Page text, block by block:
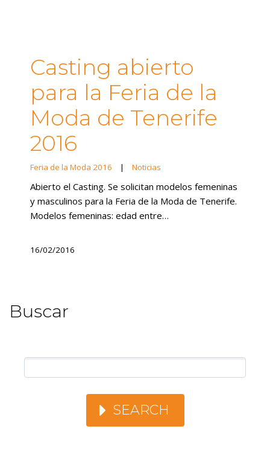
Casting abierto
para la Feria de la
Moda de Tenerife
2016
Feria de la Moda 2016 | Noticias
Abierto el Casting. Se solicitan modelos femeninas
y masculinos para la Feria de la Moda de Tenerife.
Modelos femeninas: edad entre…
16/02/2016
Buscar
SEARCH